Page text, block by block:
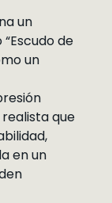
un
de
un
que
en un